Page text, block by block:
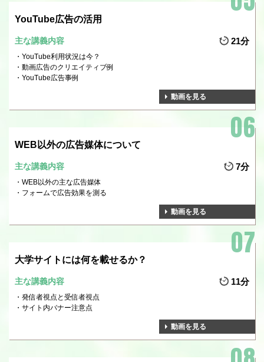
YouTube広告の活用
主な講義内容 21分
YouTube利用状況は今？
動画広告のクリエイティブ例
YouTube広告事例
動画を見る
WEB以外の広告媒体について
主な講義内容 7分
WEB以外の主な広告媒体
フォームで広告効果を測る
動画を見る
大学サイトには何を載せるか？
主な講義内容 11分
発信者視点と受信者視点
サイト内バナー注意点
動画を見る